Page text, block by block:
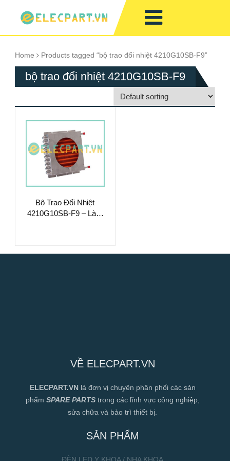
Home Products tagged “bộ trao đổi nhiệt 4210G10SB-F9”
bộ trao đổi nhiệt 4210G10SB-F9
Bộ Trao Đổi Nhiệt
4210G10SB-F9 – Làm
VỀ ELECPART.VN
ELECPART.VN là đơn vị chuyên phân phối các sản
phẩm SPARE PARTStrong các lĩnh vực công nghiệp,
sửa chữa và bảo trì thiết bị.
SẢN PHẨM
ĐÈN LED Y KHOA / NHA KHOA